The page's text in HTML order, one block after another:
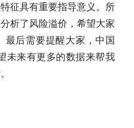
征具有重要指导意义。所
析了风险溢价，希望大家
最后需要提醒大家，中国
未来有更多的数据来帮我